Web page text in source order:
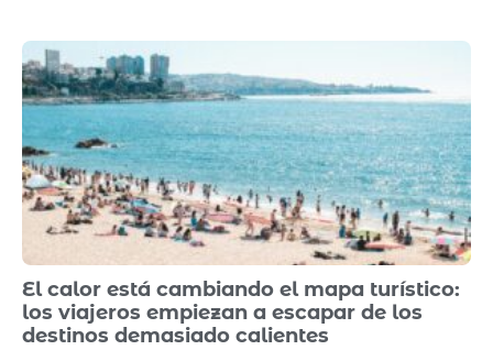
El calor está cambiando el mapa turístico:
los viajeros empiezan a escapar de los
destinos demasiado calientes